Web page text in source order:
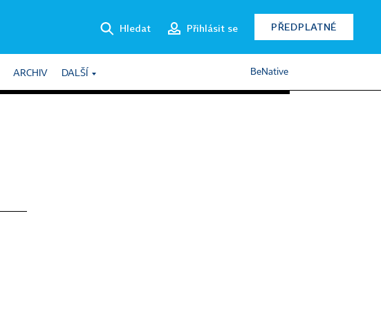
Hledat Přihlásit se PŘEDPLATNÉ
ARCHIV DALŠÍ BeNative